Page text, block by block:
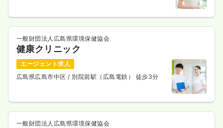
一般財団法人広島県環境保健協会
健康クリニック
エージェント求人
広島県広島市中区/ 別院前駅（広島電鉄） 徒歩3分
一般財団法人広島県環境保健協会